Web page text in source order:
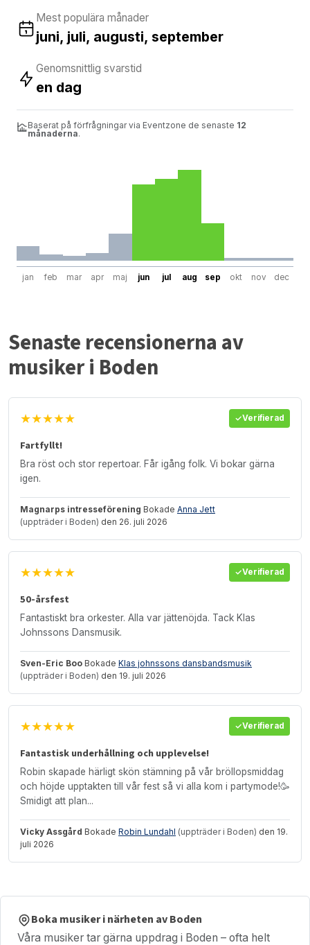
Mest populära månader
juni, juli, augusti, september
Genomsnittlig svarstid
en dag
Baserat på förfrågningar via Eventzone de senaste 12
månaderna.
jan feb mar apr maj jun jul aug sep okt nov dec
Senaste recensionerna av
musiker i Boden
★★★★★ Verifierad
Fartfyllt!
Bra röst och stor repertoar. Får igång folk. Vi bokar gärna
igen.
Magnarps intresseförening Bokade Anna Jett
(uppträder i Boden) den 26. juli 2026
★★★★★ Verifierad
50-årsfest
Fantastiskt bra orkester. Alla var jättenöjda. Tack Klas
Johnssons Dansmusik.
Sven-Eric Boo Bokade Klas johnssons dansbandsmusik
(uppträder i Boden) den 19. juli 2026
★★★★★ Verifierad
Fantastisk underhållning och upplevelse!
Robin skapade härligt skön stämning på vår bröllopsmiddag
och höjde upptakten till vår fest så vi alla kom i partymode!🥳
Smidigt att plan...
Vicky Assgård Bokade Robin Lundahl (uppträder i Boden) den 19.
juli 2026
Boka musiker i närheten av Boden
Våra musiker tar gärna uppdrag i Boden – ofta helt